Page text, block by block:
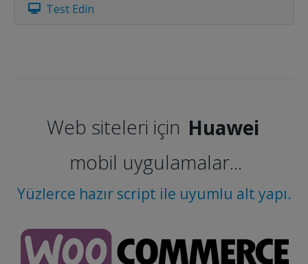
Test Edin
Web siteleri için Huawei
mobil uygulamalar...
Yüzlerce hazır script ile uyumlu alt yapı.